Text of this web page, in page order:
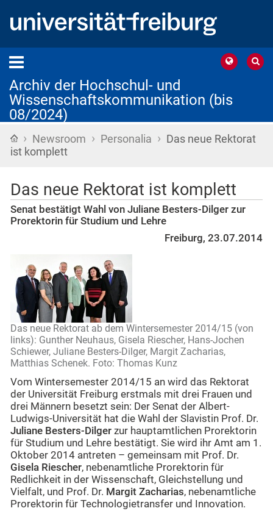
Archiv der Hochschul- und
Wissenschaftskommunikation (bis
08/2024)
Startseite
› Newsroom › Personalia › Das neue Rektorat
ist komplett
Das neue Rektorat ist komplett
Senat bestätigt Wahl von Juliane Besters-Dilger zur
Prorektorin für Studium und Lehre
Freiburg, 23.07.2014
Das neue Rektorat ab dem Wintersemester 2014/15 (von
links): Gunther Neuhaus, Gisela Riescher, Hans-Jochen
Schiewer, Juliane Besters-Dilger, Margit Zacharias,
Matthias Schenek. Foto: Thomas Kunz
Vom Wintersemester 2014/15 an wird das Rektorat
der Universität Freiburg erstmals mit drei Frauen und
drei Männern besetzt sein: Der Senat der Albert-
Ludwigs-Universität hat die Wahl der Slavistin Prof. Dr.
Juliane Besters-Dilger zur hauptamtlichen Prorektorin
für Studium und Lehre bestätigt. Sie wird ihr Amt am 1.
Oktober 2014 antreten – gemeinsam mit Prof. Dr.
Gisela Riescher, nebenamtliche Prorektorin für
Redlichkeit in der Wissenschaft, Gleichstellung und
Vielfalt, und Prof. Dr. Margit Zacharias, nebenamtliche
Prorektorin für Technologietransfer und Innovation.